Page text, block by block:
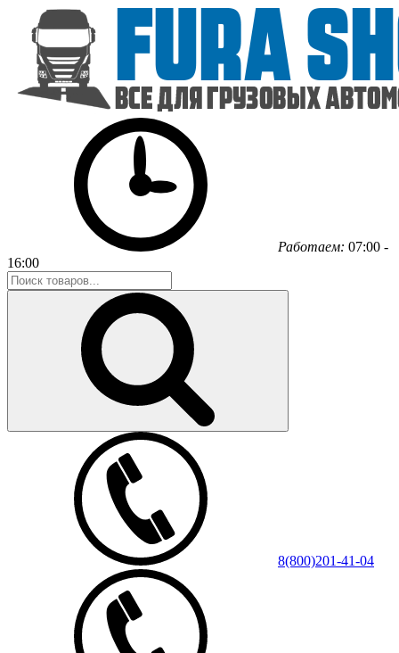
Работаем: 07:00 -
16:00
8(800)201-41-04